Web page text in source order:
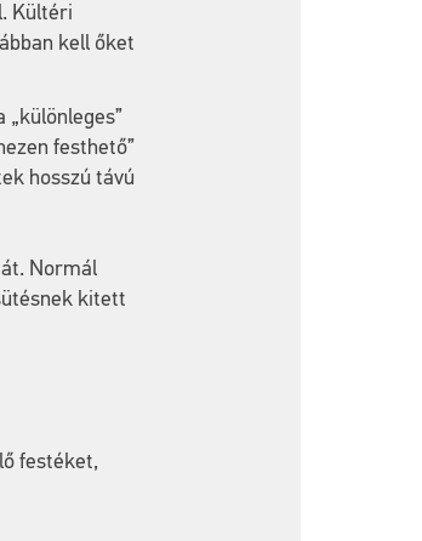
Kültéri
kell őket
festhető”
hosszú távú
Normál
kitett
festéket,